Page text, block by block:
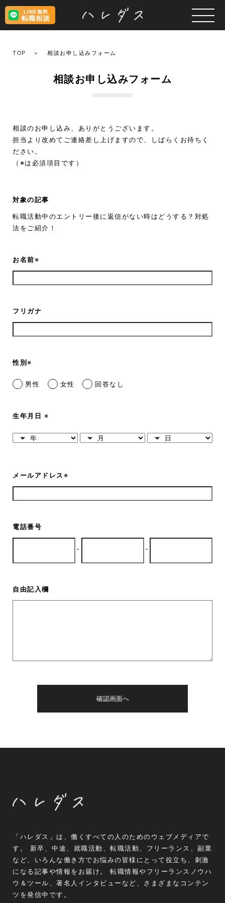
LINE無料
転職相談
TOP 相談お申し込みフォーム
相談お申し込みフォーム
相談のお申し込み、ありがとうございます。
担当より改めてご連絡差し上げますので、しばらくお待ちく
ださい。
（※は必須項目です）
対象の記事
転職活動中のエントリー後に返信がない時はどうする？対処
法をご紹介！
お名前※
フリガナ
性別 ※
男性 女性 回答なし
生年月日 ※
メールアドレス※
電話番号
- -
自由記入欄
「ハレダス」は、働くすべての人のためのウェブメディアで
す。 新卒、中途、就職活動、転職活動、フリーランス、副業
など、いろんな働き方でお悩みの皆様にとって役立ち、刺激
になる記事や情報をお届け。 転職情報やフリーランスノウハ
ウ＆ツール、著名人インタビューなど、さまざまなコンテン
ツを発信中です。